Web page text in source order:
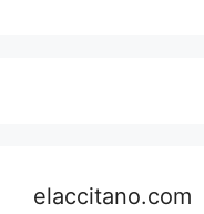
elaccitano.com